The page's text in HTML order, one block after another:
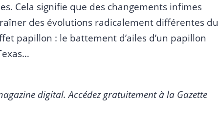
Cela signifie que des changements infimes
des évolutions radicalement différentes du
papillon : le battement d’ailes d’un papillon
digital. Accédez gratuitement à la Gazette